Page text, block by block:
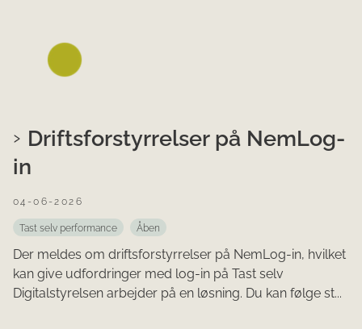
Driftsforstyrrelser på NemLog-
in
04-06-2026
Tast selv performance Åben
Der meldes om driftsforstyrrelser på NemLog-in, hvilket
kan give udfordringer med log-in på Tast selv
Digitalstyrelsen arbejder på en løsning. Du kan følge st...